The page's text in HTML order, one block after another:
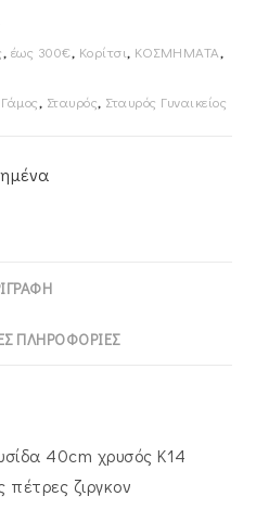
, έως 300€, Κορίτσι, ΚΟΣΜΗΜΑΤΑ,
Γάμος, Σταυρός, Σταυρός Γυναικείος
ΠΛΗΡΟΦΟΡΊΕΣ
40cm χρυσός Κ14
πέτρες ζιργκον